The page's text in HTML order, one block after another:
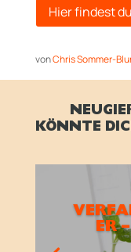
Hier findest
vonChris Sommer-
KÖNNTE
ER